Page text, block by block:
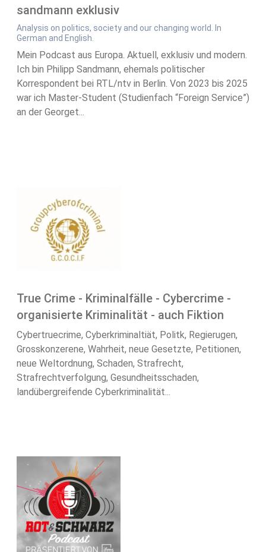
sandmann exklusiv
Analysis on politics, society and our changing world. In
German and English.
Mein Podcast aus Europa. Aktuell, exklusiv und modern.
Ich bin Philipp Sandmann, ehemals politischer
Korrespondent bei RTL/ntv in Berlin. Von 2023 bis 2025
war ich Master-Student (Studienfach “Foreign Service”)
an der Georget...
True Crime - Kriminalfälle - Cybercrime -
organisierte Kriminalität - auch Fiktion
Cybertruecrime, Cyberkriminaltiät, Politk, Regierugen,
Grosskonzerene, Wahrheit, neue Gesetzte, Petitionen,
neue Weltordnung, Schaden, Strafrecht,
Strafrechtverfolgung, Gesundheitsschaden,
landübergreifende Cyberkriminalität...